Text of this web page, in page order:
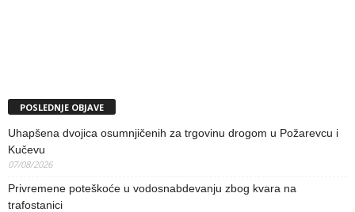
POSLEDNJE OBJAVE
Uhapšena dvojica osumnjičenih za trgovinu drogom u Požarevcu i
Kučevu
07/08/2026
Privremene poteškoće u vodosnabdevanju zbog kvara na
trafostanici